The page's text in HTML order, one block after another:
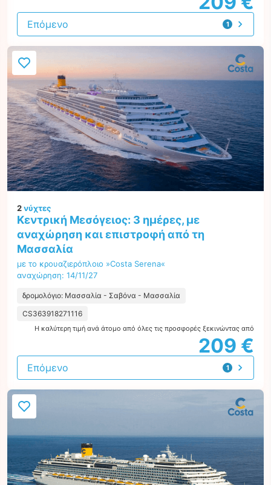
1
προσφορά
Επόμενο
2νύχτες
Κεντρική Μεσόγειος: 3 ημέρες, με
αναχώρηση και επιστροφή από τη
Μασσαλία
με το κρουαζιερόπλοιο »Costa Serena«
αναχώρηση: 14/11/27
δρομολόγιο: Μασσαλία - Σαβόνα - Μασσαλία
CS363918271116
Η καλύτερη τιμή ανά άτομο από όλες τις προσφορές ξεκινώντας από
209 €
1
προσφορά
Επόμενο